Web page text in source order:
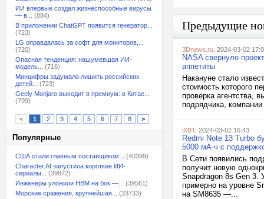
ИИ впервые создал жизнеспособные вирусы
— в...
(884)
В приложении ChatGPT появится генератор...
(723)
LG оправдалась за софт для мониторов,...
(720)
Опасная тенденция: нашумевшая ИИ-
модель...
(716)
Минцифры задумало лишить российских
детей...
(723)
Geely Monjaro выходит в премиум: в Китае...
(799)
< 1 2 3 4 5 6 7 8 >
Популярные
США стали главным поставщиком...
(40399)
Character.AI запустила короткие ИИ-
сериалы...
(39872)
Инженеры уложили HBM на бок —...
(39561)
Морские сражения, крупнейшая...
(33733)
Предыдущие
3Dnews.ru , 2024-03-02
NASA свернуло
аппетиты
Накануне стало
стоимость которого
проверка агентства,
подрядчика,
iXBT, 2024-03-02 16:43
Redmi Note 13 Turbo
5000 мА·ч с
В Сети появились
получит новую
Snapdragon 8s Gen 3.
примерно на уровне
на SM8635 —...